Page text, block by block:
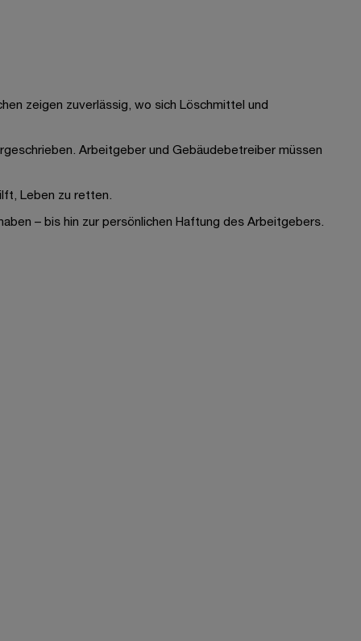
zeigen zuverlässig, wo sich Löschmittel und
Arbeitgeber und Gebäudebetreiber müssen
Leben zu retten.
– bis hin zur persönlichen Haftung des Arbeitgebers.